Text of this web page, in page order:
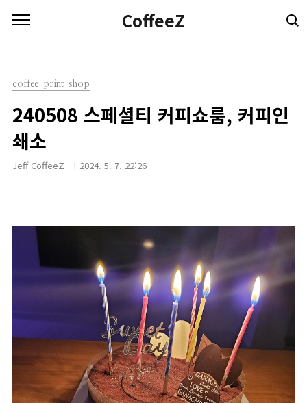
CoffeeZ
coffee_print_shop
240508 스페셜티 커피쇼룸, 커피인
쇄소
Jeff CoffeeZ 2024. 5. 7. 22:26